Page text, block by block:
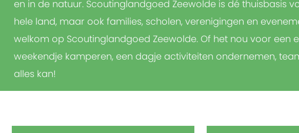
en in de natuur. Scoutinglandgoed Zeewolde is dé thuisbasis
hele land, maar ook families, scholen, verenigingen en
welkom op Scoutinglandgoed Zeewolde. Of het nou voor een
weekendje kamperen, een dagje activiteiten ondernemen,
alles kan!